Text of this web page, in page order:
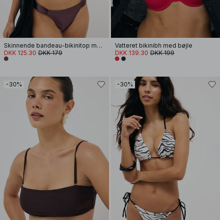
Skinnende bandeau-bikinitop med v-bøjle
DKK 125.30 DKK 179
Vatteret bikinibh med bøjle
DKK 139.30 DKK 199
-30% -30%